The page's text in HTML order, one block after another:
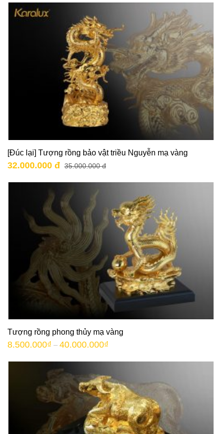
[Đúc lại] Tượng rồng bảo vật triều Nguyễn mạ vàng
32.000.000 đ 35.000.000 đ
Tượng rồng phong thủy mạ vàng
8.500.000₫ – 40.000.000₫